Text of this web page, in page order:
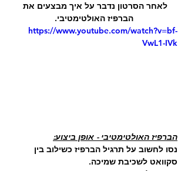
לאחר הסרטון נדבר על איך מבצעים את
הברפיז האולטימטיבי.
https://www.youtube.com/watch?v=bf-
VwL1-IVk
הברפיז האולטימטיבי - אופן ביצוע:
נסו לחשוב על תרגיל הברפיז כשילוב בין
סקוואט לשכיבת שמיכה.